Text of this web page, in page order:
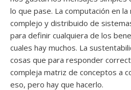
lo que pase. La computación en
complejo y distribuido de
para definir cualquiera de los
cuales hay muchos. La
cosas que para responder
compleja matriz de conceptos a
eso, pero hay que hacerlo.